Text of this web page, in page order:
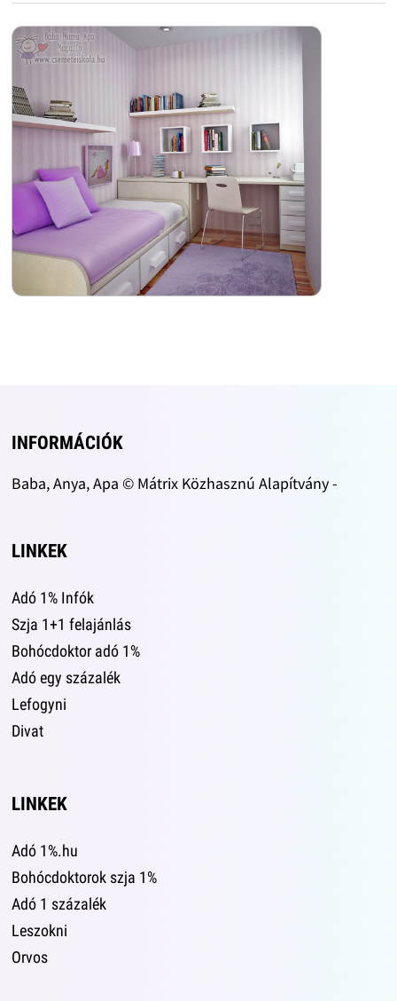
INFORMÁCIÓK
Baba, Anya, Apa © Mátrix Közhasznú Alapítvány -
LINKEK
Adó 1% Infók
Szja 1+1 felajánlás
Bohócdoktor adó 1%
Adó egy százalék
Lefogyni
Divat
LINKEK
Adó 1%.hu
Bohócdoktorok szja 1%
Adó 1 százalék
Leszokni
Orvos